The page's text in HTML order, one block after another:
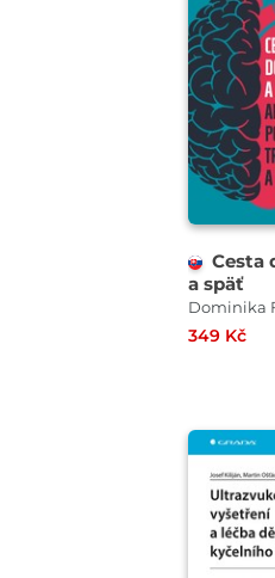
Cesta
a späť
Dominika
349 Kč